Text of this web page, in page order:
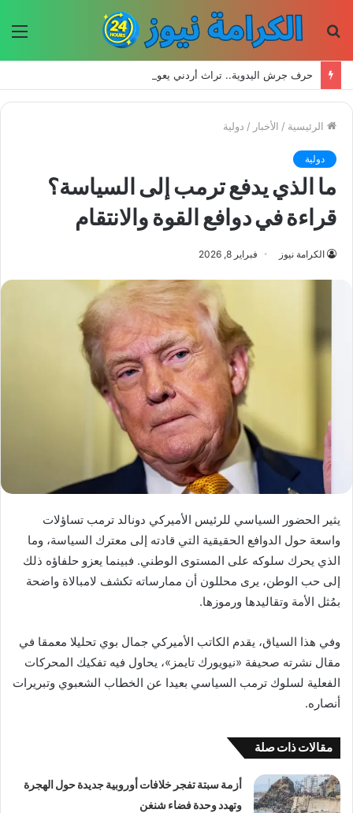
الرئيسية / الأخبار / دولية
دولية
ما الذي يدفع ترمب إلى السياسة؟
قراءة في دوافع القوة والانتقام
الكرامة نيوز فبراير 8, 2026
يثير الحضور السياسي للرئيس الأميركي دونالد ترمب تساؤلات
واسعة حول الدوافع الحقيقية التي قادته إلى معترك السياسة، وما
الذي يحرك سلوكه على المستوى الوطني. فبينما يعزو حلفاؤه ذلك
إلى حب الوطن، يرى محللون أن ممارساته تكشف لامبالاة واضحة
بمُثل الأمة وتقاليدها ورموزها.
وفي هذا السياق، يقدم الكاتب الأميركي جمال بوي تحليلا معمقا في
مقال نشرته صحيفة «نيويورك تايمز»، يحاول فيه تفكيك المحركات
الفعلية لسلوك ترمب السياسي بعيدا عن الخطاب الشعبوي وتبريرات
أنصاره.
مقالات ذات صلة
أزمة سبتة تفجر خلافات أوروبية جديدة حول الهجرة
وتهدد وحدة فضاء شنغن